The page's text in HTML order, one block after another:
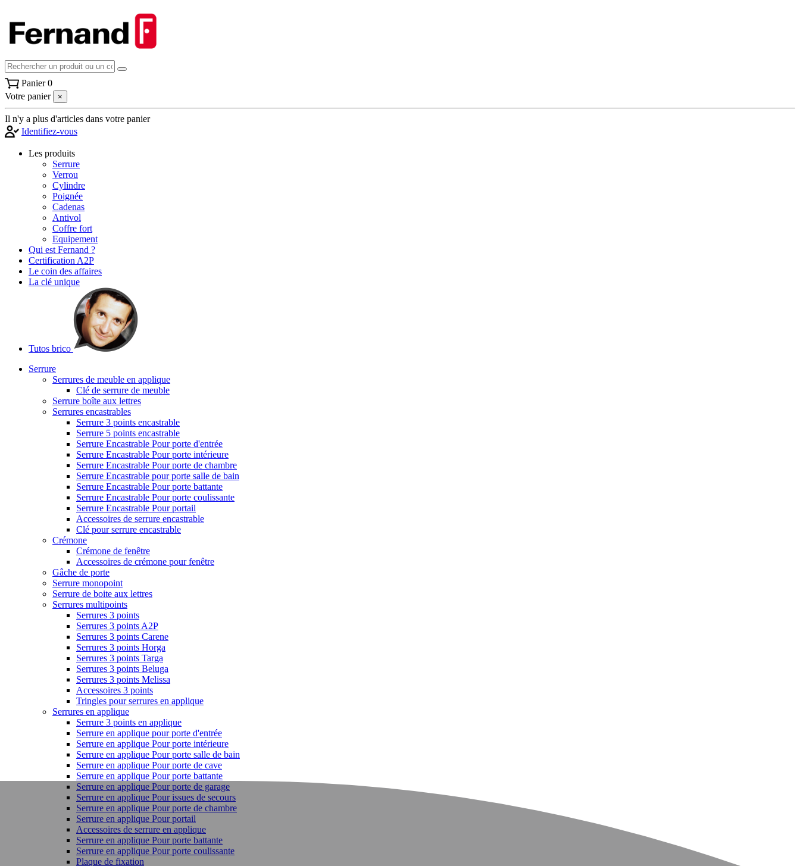
Panier 0
Votre panier
×
Il n'y a plus d'articles dans votre panier
Identifiez-vous
Les produits
Serrure
Verrou
Cylindre
Poignée
Cadenas
Antivol
Coffre fort
Equipement
Qui est Fernand ?
Certification A2P
Le coin des affaires
La clé unique
Tutos brico
Serrure
Serrures de meuble en applique
Clé de serrure de meuble
Serrure boîte aux lettres
Serrures encastrables
Serrure 3 points encastrable
Serrure 5 points encastrable
Serrure Encastrable Pour porte d'entrée
Serrure Encastrable Pour porte intérieure
Serrure Encastrable Pour porte de chambre
Serrure Encastrable pour porte salle de bain
Serrure Encastrable Pour porte battante
Serrure Encastrable Pour porte coulissante
Serrure Encastrable Pour portail
Accessoires de serrure encastrable
Clé pour serrure encastrable
Crémone
Crémone de fenêtre
Accessoires de crémone pour fenêtre
Gâche de porte
Serrure monopoint
Serrure de boite aux lettres
Serrures multipoints
Serrures 3 points
Serrures 3 points A2P
Serrures 3 points Carene
Serrures 3 points Horga
Serrures 3 points Targa
Serrures 3 points Beluga
Serrures 3 points Melissa
Accessoires 3 points
Tringles pour serrures en applique
Serrures en applique
Serrure 3 points en applique
Serrure en applique pour porte d'entrée
Serrure en applique Pour porte intérieure
Serrure en applique Pour porte salle de bain
Serrure en applique Pour porte de cave
Serrure en applique Pour porte battante
Serrure en applique Pour porte de garage
Serrure en applique Pour issues de secours
Serrure en applique Pour porte de chambre
Serrure en applique Pour portail
Accessoires de serrure en applique
Serrure en applique Pour porte battante
Serrure en applique Pour porte coulissante
Plaque de fixation